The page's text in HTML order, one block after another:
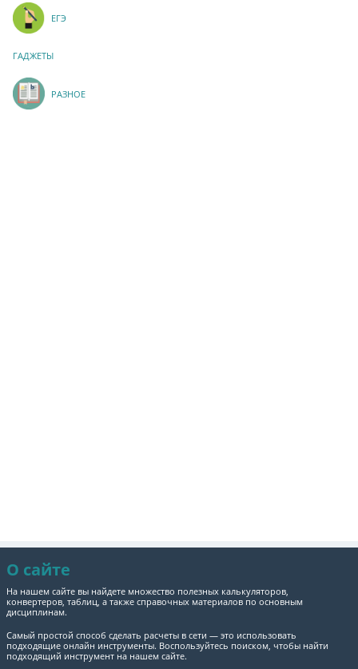
ЕГЭ
ГАДЖЕТЫ
РАЗНОЕ
О сайте
На нашем сайте вы найдете множество полезных калькуляторов,
конвертеров, таблиц, а также справочных материалов по основным
дисциплинам.
Самый простой способ сделать расчеты в сети — это использовать
подходящие онлайн инструменты. Воспользуйтесь поиском, чтобы найти
подходящий инструмент на нашем сайте.